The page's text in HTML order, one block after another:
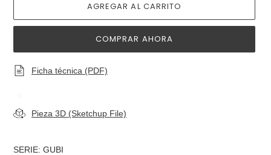
AGREGAR AL CARRITO
COMPRAR AHORA
Ficha técnica (PDF)
Pieza 3D (Sketchup File)
SERIE: GUBI